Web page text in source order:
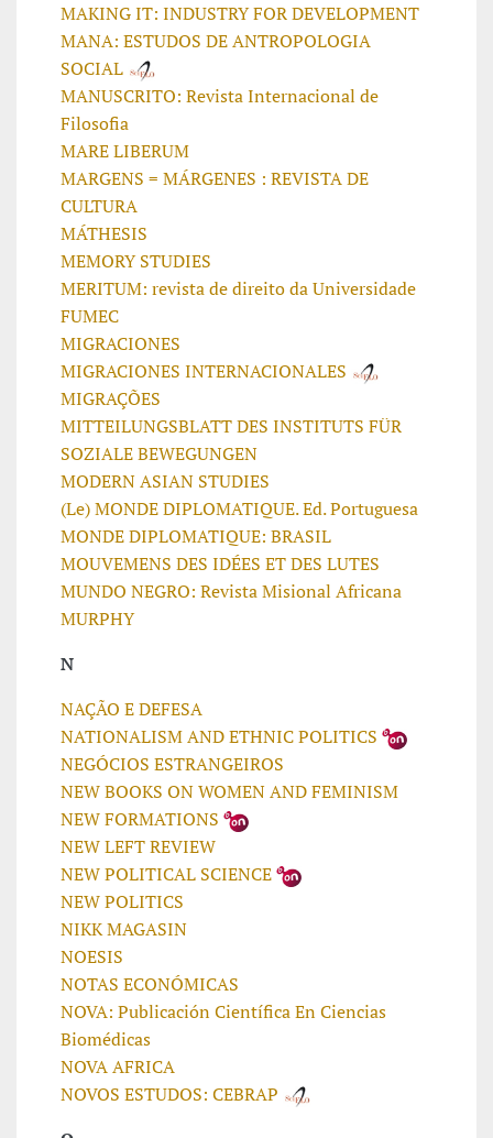
MAKING IT: INDUSTRY FOR DEVELOPMENT
MANA: ESTUDOS DE ANTROPOLOGIA
SOCIAL
MANUSCRITO: Revista Internacional de
Filosofia
MARE LIBERUM
MARGENS = MÁRGENES : REVISTA DE
CULTURA
MÁTHESIS
MEMORY STUDIES
MERITUM: revista de direito da Universidade
FUMEC
MIGRACIONES
MIGRACIONES INTERNACIONALES
MIGRAÇÕES
MITTEILUNGSBLATT DES INSTITUTS FÜR
SOZIALE BEWEGUNGEN
MODERN ASIAN STUDIES
(Le) MONDE DIPLOMATIQUE. Ed. Portuguesa
MONDE DIPLOMATIQUE: BRASIL
MOUVEMENS DES IDÉES ET DES LUTES
MUNDO NEGRO: Revista Misional Africana
MURPHY
N
NAÇÃO E DEFESA
NATIONALISM AND ETHNIC POLITICS
NEGÓCIOS ESTRANGEIROS
NEW BOOKS ON WOMEN AND FEMINISM
NEW FORMATIONS
NEW LEFT REVIEW
NEW POLITICAL SCIENCE
NEW POLITICS
NIKK MAGASIN
NOESIS
NOTAS ECONÓMICAS
NOVA: Publicación Científica En Ciencias
Biomédicas
NOVA AFRICA
NOVOS ESTUDOS: CEBRAP